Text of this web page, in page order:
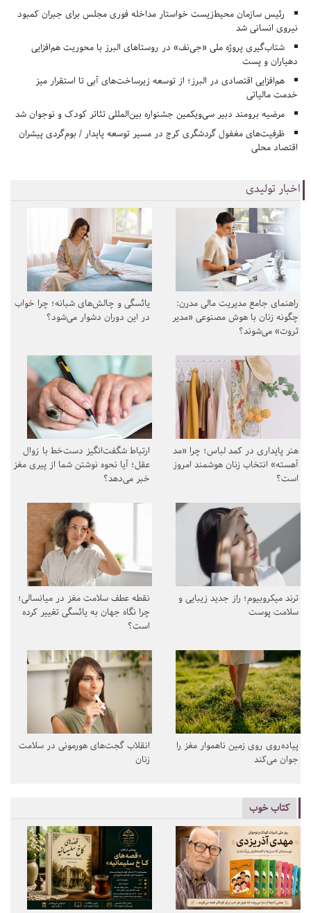
رئیس سازمان محیط‌زیست خواستار مداخله فوری مجلس برای جبران کمبود
نیروی انسانی شد
شتاب‌گیری پروژه ملی «جی‌نف» در روستاهای البرز با محوریت هم‌افزایی
دهیاران و پست
هم‌افزایی اقتصادی در البرز؛ از توسعه زیرساخت‌های آبی تا استقرار میز
خدمت مالیاتی
مرضیه برومند دبیر سی‌ویکمین جشنواره بین‌المللی تئاتر کودک و نوجوان شد
ظرفیت‌های مغفول گردشگری کرج در مسیر توسعه پایدار / بوم‌گردی پیشران
اقتصاد محلی
اخبار تولیدی
راهنمای جامع مدیریت مالی مدرن:
چگونه زنان با هوش مصنوعی «مدیر
ثروت» می‌شوند؟
یائسگی و چالش‌های شبانه؛ چرا خواب
در این دوران دشوار می‌شود؟
هنر پایداری در کمد لباس؛ چرا «مد
آهسته» انتخاب زنان هوشمند امروز
است؟
ارتباط شگفت‌انگیز دست‌خط با زوال
عقل؛ آیا نحوه نوشتن شما از پیری مغز
خبر می‌دهد؟
ترند میکروبیوم؛ راز جدید زیبایی و
سلامت پوست
نقطه عطف سلامت مغز در میانسالی؛
چرا نگاه جهان به یائسگی تغییر کرده
است؟
پیاده‌روی روی زمین ناهموار مغز را
جوان می‌کند
انقلاب گجت‌های هورمونی در سلامت
زنان
کتاب خوب